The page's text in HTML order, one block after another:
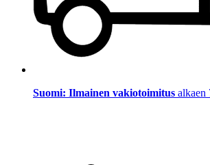
Suomi: Ilmainen vakiotoimitus alkaen